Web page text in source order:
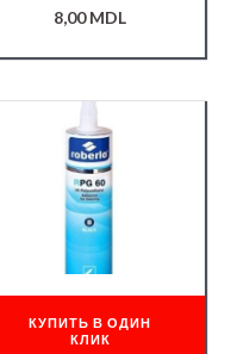
8,00MDL
КУПИТЬ В ОДИН
КЛИК